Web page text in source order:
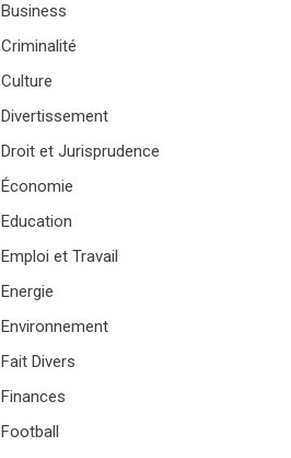
Business
Criminalité
Culture
Divertissement
Droit et Jurisprudence
Économie
Education
Emploi et Travail
Energie
Environnement
Fait Divers
Finances
Football